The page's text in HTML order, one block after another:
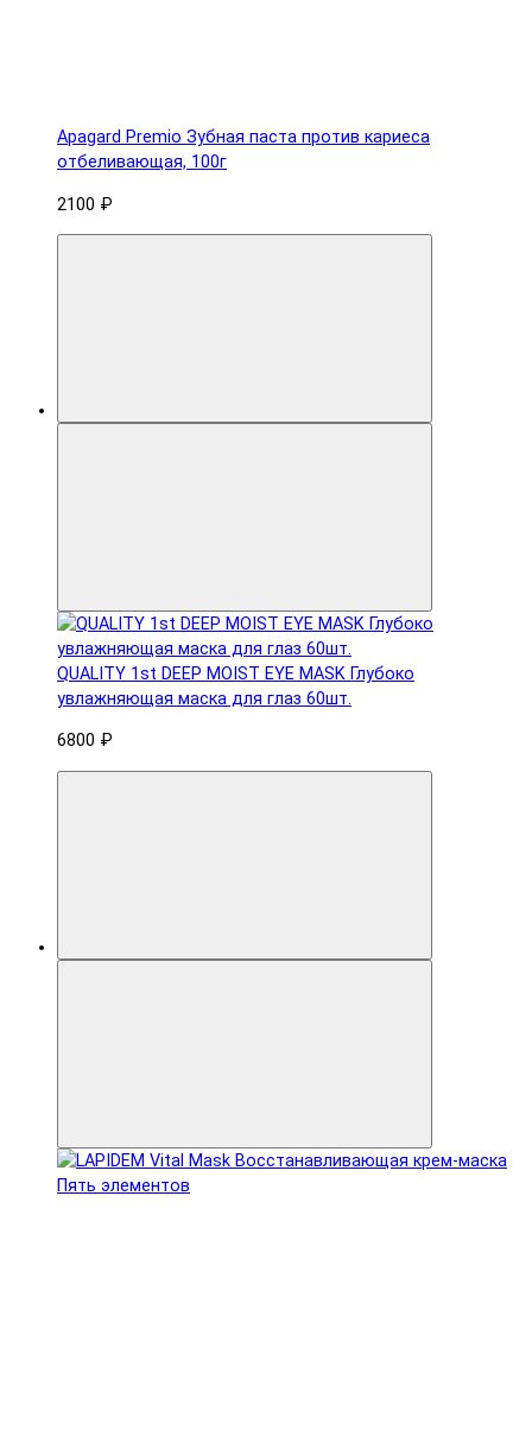
Apagard Premio Зубная паста против кариеса
отбеливающая, 100г
2100 ₽
QUALITY 1st DEEP MOIST EYE MASK Глубоко
увлажняющая маска для глаз 60шт.
6800 ₽